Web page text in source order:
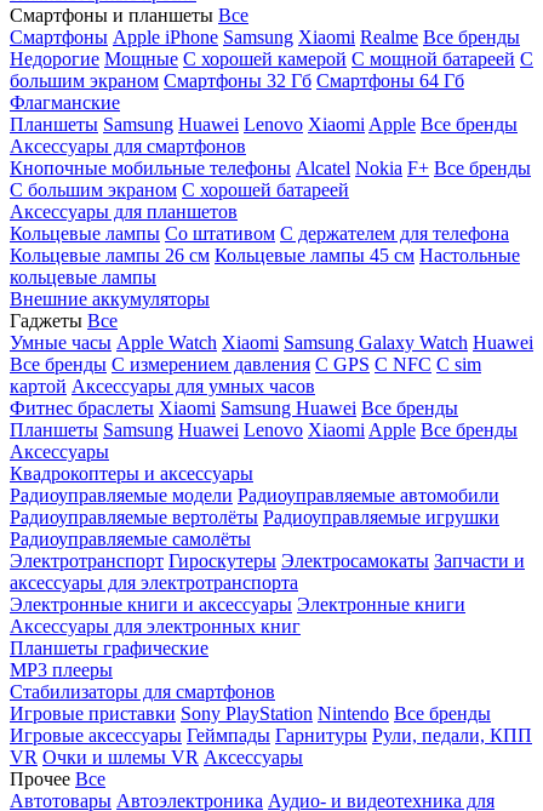
Смартфоны и планшеты Все
Смартфоны Apple iPhone Samsung Xiaomi Realme Все бренды
Недорогие Мощные С хорошей камерой С мощной батареей С
большим экраном Смартфоны 32 Гб Смартфоны 64 Гб
Флагманские
Планшеты Samsung Huawei Lenovo Xiaomi Apple Все бренды
Аксессуары для смартфонов
Кнопочные мобильные телефоны Alcatel Nokia F+ Все бренды
С большим экраном С хорошей батареей
Аксессуары для планшетов
Кольцевые лампы Со штативом C держателем для телефона
Кольцевые лампы 26 см Кольцевые лампы 45 см Настольные
кольцевые лампы
Внешние аккумуляторы
Гаджеты Все
Умные часы Apple Watch Xiaomi Samsung Galaxy Watch Huawei
Все бренды C измерением давления C GPS C NFC C sim
картой Аксессуары для умных часов
Фитнес браслеты Xiaomi Samsung Huawei Все бренды
Планшеты Samsung Huawei Lenovo Xiaomi Apple Все бренды
Аксессуары
Квадрокоптеры и аксессуары
Радиоуправляемые модели Радиоуправляемые автомобили
Радиоуправляемые вертолёты Радиоуправляемые игрушки
Радиоуправляемые самолёты
Электротранспорт Гироскутеры Электросамокаты Запчасти и
аксессуары для электротранспорта
Электронные книги и аксессуары Электронные книги
Аксессуары для электронных книг
Планшеты графические
MP3 плееры
Стабилизаторы для смартфонов
Игровые приставки Sony PlayStation Nintendo Все бренды
Игровые аксессуары Геймпады Гарнитуры Рули, педали, КПП
VR Очки и шлемы VR Аксессуары
Прочее Все
Автотовары Автоэлектроника Аудио- и видеотехника для